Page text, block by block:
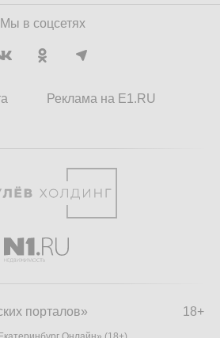
Мы в соцсетях
Реклама на E1.RU
18+
порталов»